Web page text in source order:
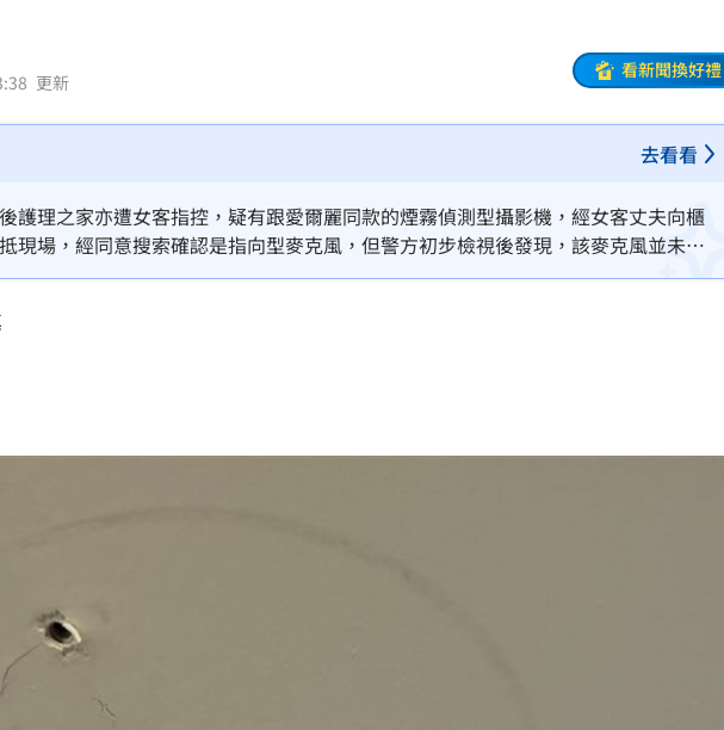
霸氣回嗆
」眾一看秒懂
出牆變2分砲
將「大砍3功能」 10:47
層應有人下台
糖奇蹟下降
更新
看新聞換好禮
去看看
護理之家亦遭女客指控，疑有跟愛爾麗同款的煙霧偵測型攝影機，經女客丈夫向櫃
現場，經同意搜索確認是指向型麥克風，但警方初步檢視後發現，該麥克風並未連
索，連姓負責人也到警局配合說明。